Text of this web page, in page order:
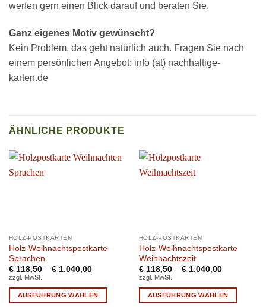
werfen gern einen Blick darauf und beraten Sie.
Ganz eigenes Motiv gewünscht?
Kein Problem, das geht natürlich auch. Fragen Sie nach
einem persönlichen Angebot: info (at) nachhaltige-
karten.de
ÄHNLICHE PRODUKTE
HOLZ-POSTKARTEN
Holz-Weihnachtspostkarte
Sprachen
€118,50– €1.040,00
zzgl. MwSt.
AUSFÜHRUNG WÄHLEN
HOLZ-POSTKARTEN
Holz-Weihnachtspostkarte
Weihnachtszeit
€118,50– €1.040,00
zzgl. MwSt.
AUSFÜHRUNG WÄHLEN